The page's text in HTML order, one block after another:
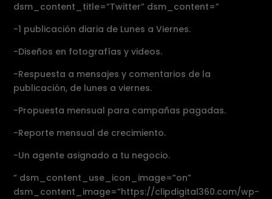
dsm_content_title=”Twitter” dsm_content=”
-1 publicación diaria de Lunes a Viernes.
-Diseños en fotografías y videos.
-Respuesta a mensajes y comentarios de la
publicación, de lunes a viernes.
-Propuesta mensual para campañas pagadas.
-Reporte mensual de crecimiento.
-Un agente asignado a tu negocio.
” dsm_content_use_icon_image=”on”
dsm_content_image=”https://clipdigital360.com/wp-